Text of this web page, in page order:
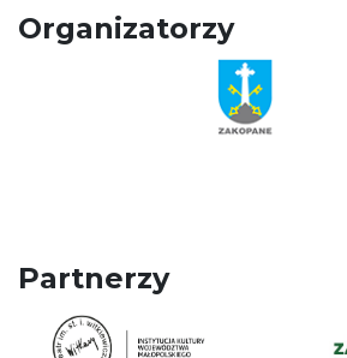
Organizatorzy
Partnerzy